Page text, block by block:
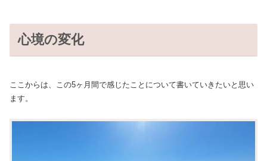
心境の変化
ここからは、この5ヶ月間で感じたことについて書いていきたいと思い
ます。